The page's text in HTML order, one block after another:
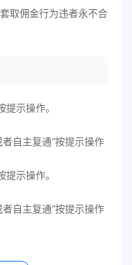
取佣金行为违者永不合
提示操作。
自主复通“按提示操作
提示操作。
自主复通“按提示操作